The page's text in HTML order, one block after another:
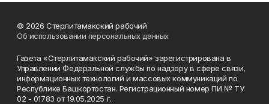
© 2026 Стерлитамакский рабочий
Об использовании персональных данных
Газета «Стерлитамакский рабочий» зарегистрирована в
Управлении Федеральной службы по надзору в сфере связи,
информационных технологий и массовых коммуникаций по
Республике Башкортостан. Регистрационный номер ПИ № ТУ
02 - 01783 от 19.05.2025 г.